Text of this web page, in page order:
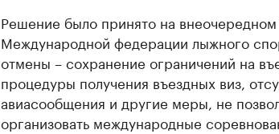
Решение было принято на внеочередном
Международной федерации лыжного
отмены – сохранение ограничений на
процедуры получения въездных виз,
авиасообщения и другие меры, не
организовать международные